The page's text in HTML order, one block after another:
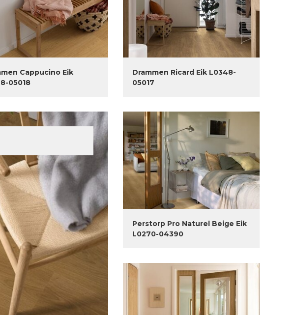
Cappucino Eik
05018
Drammen Ricard Eik L0348-
05017
Perstorp Pro Naturel Beige Eik
L0270-04390